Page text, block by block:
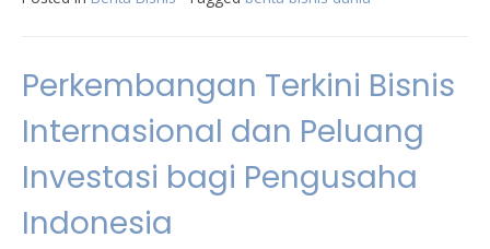
Perkembangan Terkini Bisnis
Internasional dan Peluang
Investasi bagi Pengusaha
Indonesia